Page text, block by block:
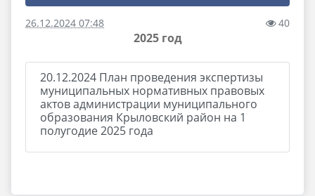
26.12.2024 07:48 40
2025 год
20.12.2024 План проведения экспертизы
муниципальных нормативных правовых
актов администрации муниципального
образования Крыловский район на 1
полугодие 2025 года